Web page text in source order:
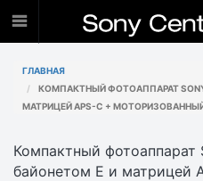
ГЛАВНАЯ
КОМПАКТНЫЙ ФОТОАППАРАТ
МАТРИЦЕЙ APS-C +
Компактный фотоаппарат
байонетом E и матрицей